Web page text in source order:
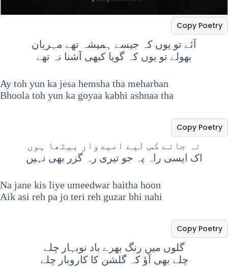
آئے تو یوں کہ جیسے ہمیشہ تھے مہربان
بھولے تو یوں کہ گویا کبھی آشنا نہ تھے
Copy Poetry
Ay toh yun ka jesa hemsha tha meharban
Bhoola toh yun ka goyaa kabhi ashnaa tha
نہ جانے کس لیے امیدوار بیٹھا ہوں
اک ایسی راہ پہ جو تیری رہ گزر بھی نہیں
Copy Poetry
Na jane kis liye umeedwar baitha hoon
Aik asi reh pa jo teri reh guzar bhi nahi
گلوں میں رنگ بھرے باد نوبہار چلے
چلے بھی آؤ کہ گلشن کا کاروبار چلے
Copy Poetry